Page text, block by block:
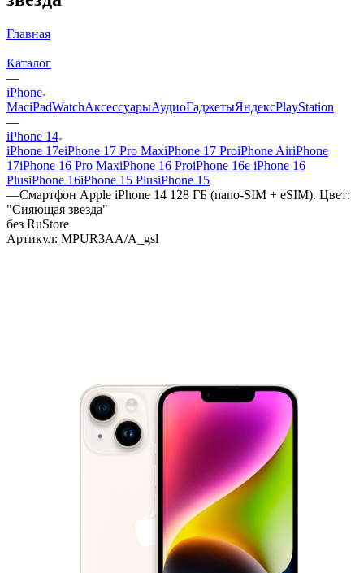
Главная
—
Каталог
—
iPhone
MaciPadWatchАксессуарыАудиоГаджетыЯндексPlayStation
—
iPhone 14
iPhone 17eiPhone 17 Pro MaxiPhone 17 ProiPhone AiriPhone
17iPhone 16 Pro MaxiPhone 16 ProiPhone 16e iPhone 16
PlusiPhone 16iPhone 15 PlusiPhone 15
—Смартфон Apple iPhone 14 128 ГБ (nano-SIM + eSIM). Цвет:
"Сияющая звезда"
без RuStore
Артикул: MPUR3AA/A_gsl